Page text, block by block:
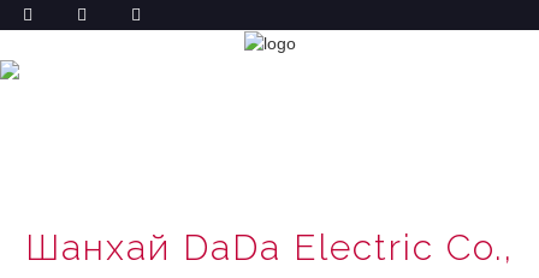
СВЪРЖЕТЕ СЕ С НАС
Шанхай DaDa Electric Co.,